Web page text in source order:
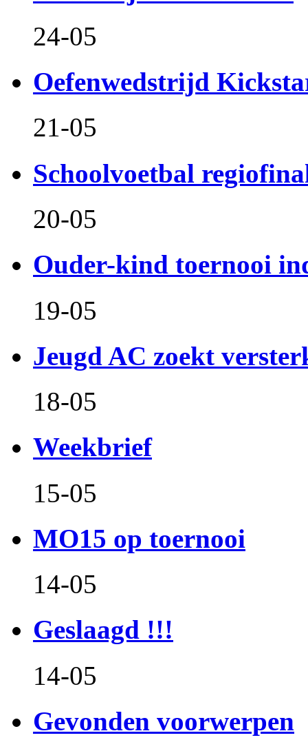
24-05
Oefenwedstrijd
21-05
Schoolvoetbal
20-05
Ouder-kind toernooi
19-05
Jeugd AC zoekt
18-05
Weekbrief
15-05
MO15 op toernooi
14-05
Geslaagd !!!
14-05
Gevonden voorwerpen